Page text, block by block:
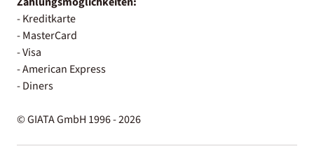
- Kreditkarte
- MasterCard
- Visa
- American Express
- Diners
© GIATA GmbH 1996 - 2026